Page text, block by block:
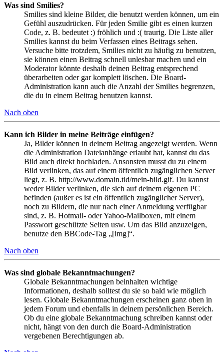
Was sind Smilies?
Smilies sind kleine Bilder, die benutzt werden können, um ein
Gefühl auszudrücken. Für jeden Smilie gibt es einen kurzen
Code, z. B. bedeutet :) fröhlich und :( traurig. Die Liste aller
Smilies kannst du beim Verfassen eines Beitrags sehen.
Versuche bitte trotzdem, Smilies nicht zu häufig zu benutzen,
sie können einen Beitrag schnell unlesbar machen und ein
Moderator könnte deshalb deinen Beitrag entsprechend
überarbeiten oder gar komplett löschen. Die Board-
Administration kann auch die Anzahl der Smilies begrenzen,
die du in einem Beitrag benutzen kannst.
Nach oben
Kann ich Bilder in meine Beiträge einfügen?
Ja, Bilder können in deinem Beitrag angezeigt werden. Wenn
die Administration Dateianhänge erlaubt hat, kannst du das
Bild auch direkt hochladen. Ansonsten musst du zu einem
Bild verlinken, das auf einem öffentlich zugänglichen Server
liegt, z. B. http://www.domain.tld/mein-bild.gif. Du kannst
weder Bilder verlinken, die sich auf deinem eigenen PC
befinden (außer es ist ein öffentlich zugänglicher Server),
noch zu Bildern, die nur nach einer Anmeldung verfügbar
sind, z. B. Hotmail- oder Yahoo-Mailboxen, mit einem
Passwort geschützte Seiten usw. Um das Bild anzuzeigen,
benutze den BBCode-Tag „[img]“.
Nach oben
Was sind globale Bekanntmachungen?
Globale Bekanntmachungen beinhalten wichtige
Informationen, deshalb solltest du sie so bald wie möglich
lesen. Globale Bekanntmachungen erscheinen ganz oben in
jedem Forum und ebenfalls in deinem persönlichen Bereich.
Ob du eine globale Bekanntmachung schreiben kannst oder
nicht, hängt von den durch die Board-Administration
vergebenen Berechtigungen ab.